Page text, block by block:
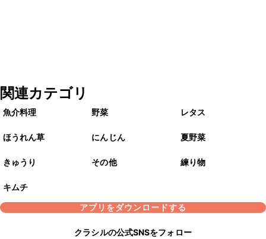
関連カテゴリ
魚介料理 野菜 レタス
ほうれん草 にんじん 夏野菜
きゅうり その他 練り物
キムチ
アプリをダウンロードする
クラシルの公式SNSをフォロー